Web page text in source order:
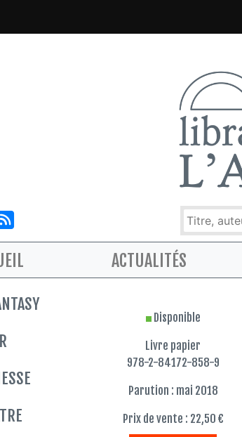
ACTUALITÉS
Disponible
Livre papier
978-2-84172-858-9
Parution : mai 2018
Prix de vente : 22,50 €